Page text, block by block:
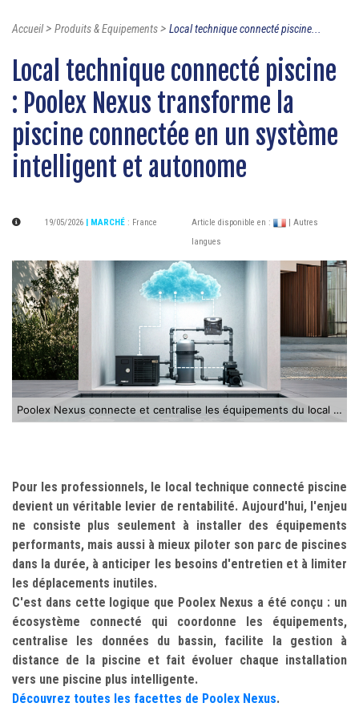
Accueil> Produits & Equipements> Local technique connecté piscine...
Local technique connecté piscine
: Poolex Nexus transforme la
piscine connectée en un système
intelligent et autonome
19/05/2026 | MARCHÉ : France Article disponible en :
| Autres
langues
Poolex Nexus connecte et centralise les équipements du local technique pour une gestion intelligente de la piscine
Pour les professionnels, le local technique connecté piscine
devient un véritable levier de rentabilité. Aujourd'hui, l'enjeu
ne consiste plus seulement à installer des équipements
performants, mais aussi à mieux piloter son parc de piscines
dans la durée, à anticiper les besoins d'entretien et à limiter
les déplacements inutiles.
C'est dans cette logique que Poolex Nexus a été conçu : un
écosystème connecté qui coordonne les équipements,
centralise les données du bassin, facilite la gestion à
distance de la piscine et fait évoluer chaque installation
vers une piscine plus intelligente.
Découvrez toutes les facettes de Poolex Nexus.